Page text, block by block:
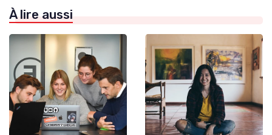
À lire aussi